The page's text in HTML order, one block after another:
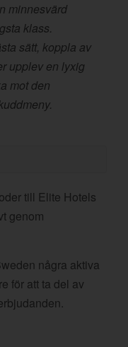
minnesvärd
klass.
sätt, koppla av
upplev en lyxig
mot den
till Elite Hotels
genom
några aktiva
för att ta del av